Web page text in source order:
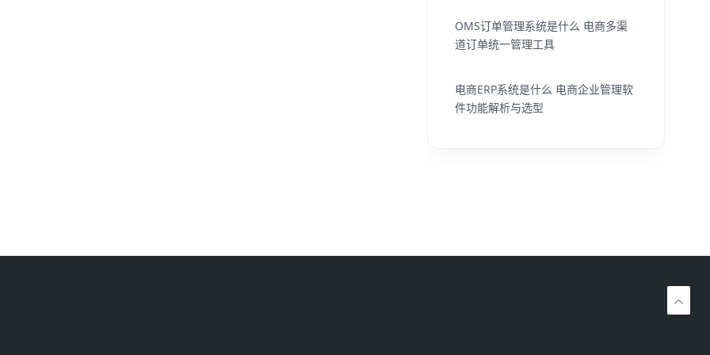
OMS订单管理系统是什么 电商多渠
道订单统一管理工具
电商ERP系统是什么 电商企业管理软
件功能解析与选型